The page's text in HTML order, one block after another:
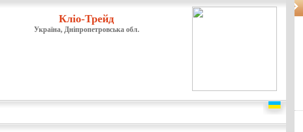
Кліо-Трейд
Україна, Дніпропетровська обл.